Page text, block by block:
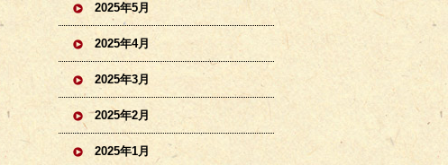
2025年5月
2025年4月
2025年3月
2025年2月
2025年1月